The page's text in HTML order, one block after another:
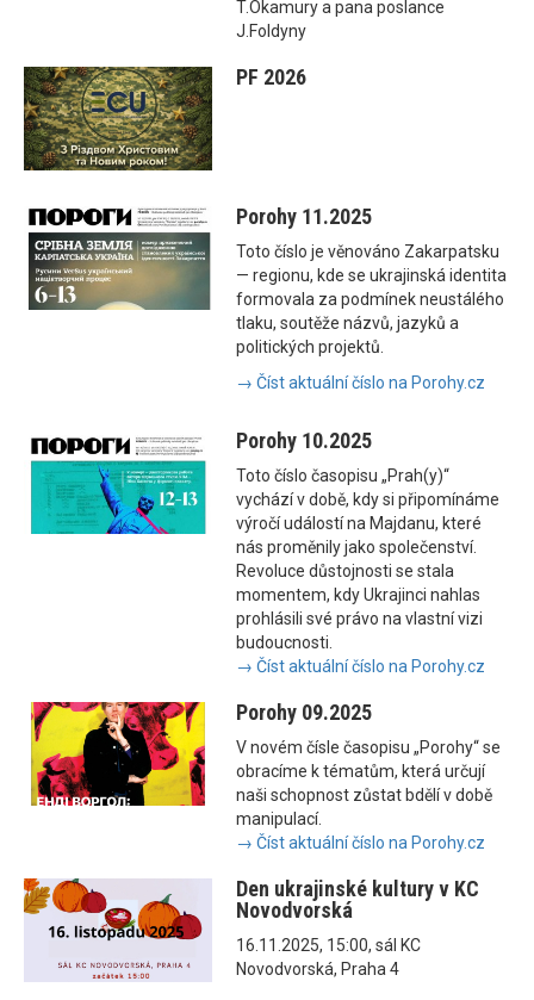
T.Okamury a pana poslance
J.Foldyny
PF 2026
Porohy 11.2025
Toto číslo je věnováno Zakarpatsku
— regionu, kde se ukrajinská identita
formovala za podmínek neustálého
tlaku, soutěže názvů, jazyků a
politických projektů.
→ Číst aktuální číslo na Porohy.cz
Porohy 10.2025
Toto číslo časopisu „Prah(y)“
vychází v době, kdy si připomínáme
výročí událostí na Majdanu, které
nás proměnily jako společenství.
Revoluce důstojnosti se stala
momentem, kdy Ukrajinci nahlas
prohlásili své právo na vlastní vizi
budoucnosti.
→ Číst aktuální číslo na Porohy.cz
Porohy 09.2025
V novém čísle časopisu „Porohy“ se
obracíme k tématům, která určují
naši schopnost zůstat bdělí v době
manipulací.
→ Číst aktuální číslo na Porohy.cz
Den ukrajinské kultury v KC
Novodvorská
16.11.2025, 15:00, sál KC
Novodvorská, Praha 4